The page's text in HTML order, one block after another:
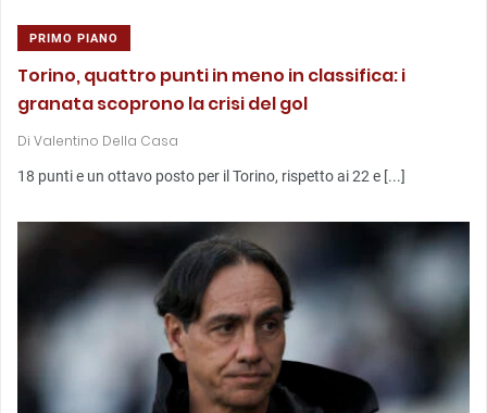
PRIMO PIANO
Torino, quattro punti in meno in classifica: i
granata scoprono la crisi del gol
Di Valentino Della Casa
18 punti e un ottavo posto per il Torino, rispetto ai 22 e [...]